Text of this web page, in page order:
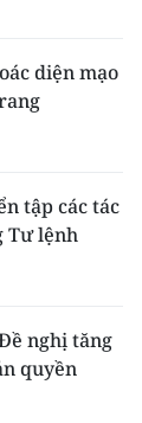
diện mạo
tập các tác
Tư lệnh
nghị tăng
quyền